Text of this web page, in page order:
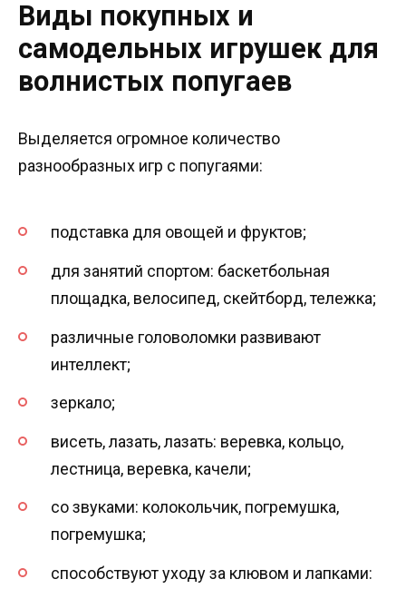
Виды покупных и
самодельных игрушек для
волнистых попугаев
Выделяется огромное количество
разнообразных игр с попугаями:
подставка для овощей и фруктов;
для занятий спортом: баскетбольная
площадка, велосипед, скейтборд, тележка;
различные головоломки развивают
интеллект;
зеркало;
висеть, лазать, лазать: веревка, кольцо,
лестница, веревка, качели;
со звуками: колокольчик, погремушка,
погремушка;
способствуют уходу за клювом и лапками: